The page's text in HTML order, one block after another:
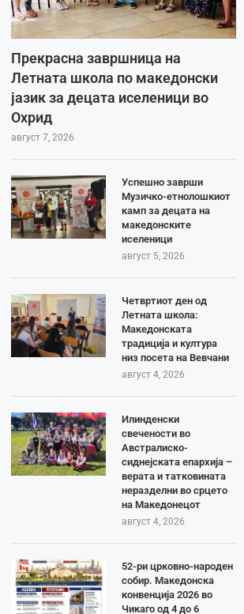
Прекрасна завршница на
Летната школа по македонски
јазик за децата иселеници во
Охрид
август 7, 2026
Успешно заврши
Музичко-етнолошкиот
камп за децата на
македонските
иселеници
август 5, 2026
Четвртиот ден од
Летната школа:
Македонската
традиција и култура
низ посета на Вевчани
август 4, 2026
Илинденски
свечености во
Австралиско-
сиднејската епархија –
верата и татковината
неразделни во срцето
на Македонецот
август 4, 2026
52-ри црковно-народен
собир. Македонска
конвенција 2026 во
Чикаго од 4 до 6